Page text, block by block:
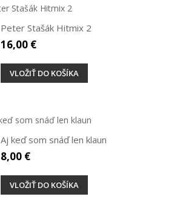
Peter Stašák Hitmix 2
16,00 €
VLOŽIŤ DO KOŠÍKA
Aj keď som snáď len klaun
8,00 €
VLOŽIŤ DO KOŠÍKA